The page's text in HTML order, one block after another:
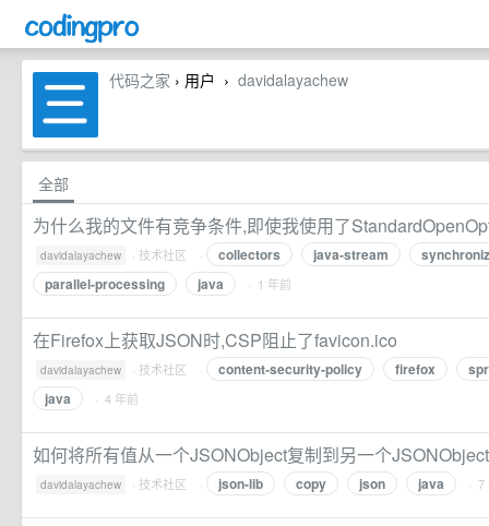
代码之家 › 用户 › davidalayachew
全部
为什么我的文件有竞争条件,即使我使用了
davidalayachew · 技术社区 · collectors java-stream
parallel-processing
java · 1 年前
在Firefox上获取JSON时,CSP阻止了favicon.ico
davidalayachew · 技术社区 · content-security-policy firefox
java
· 4 年前
如何将所有值从一个JSONObject复制到另一个
davidalayachew · 技术社区 · json-lib copy json java · 7